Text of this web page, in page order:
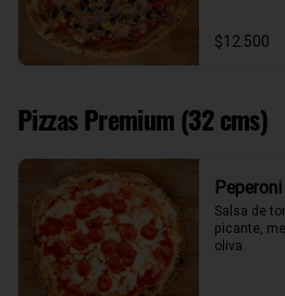
$12.500
Pizzas Premium (32 cms)
Salsa de
picante,
oliva.